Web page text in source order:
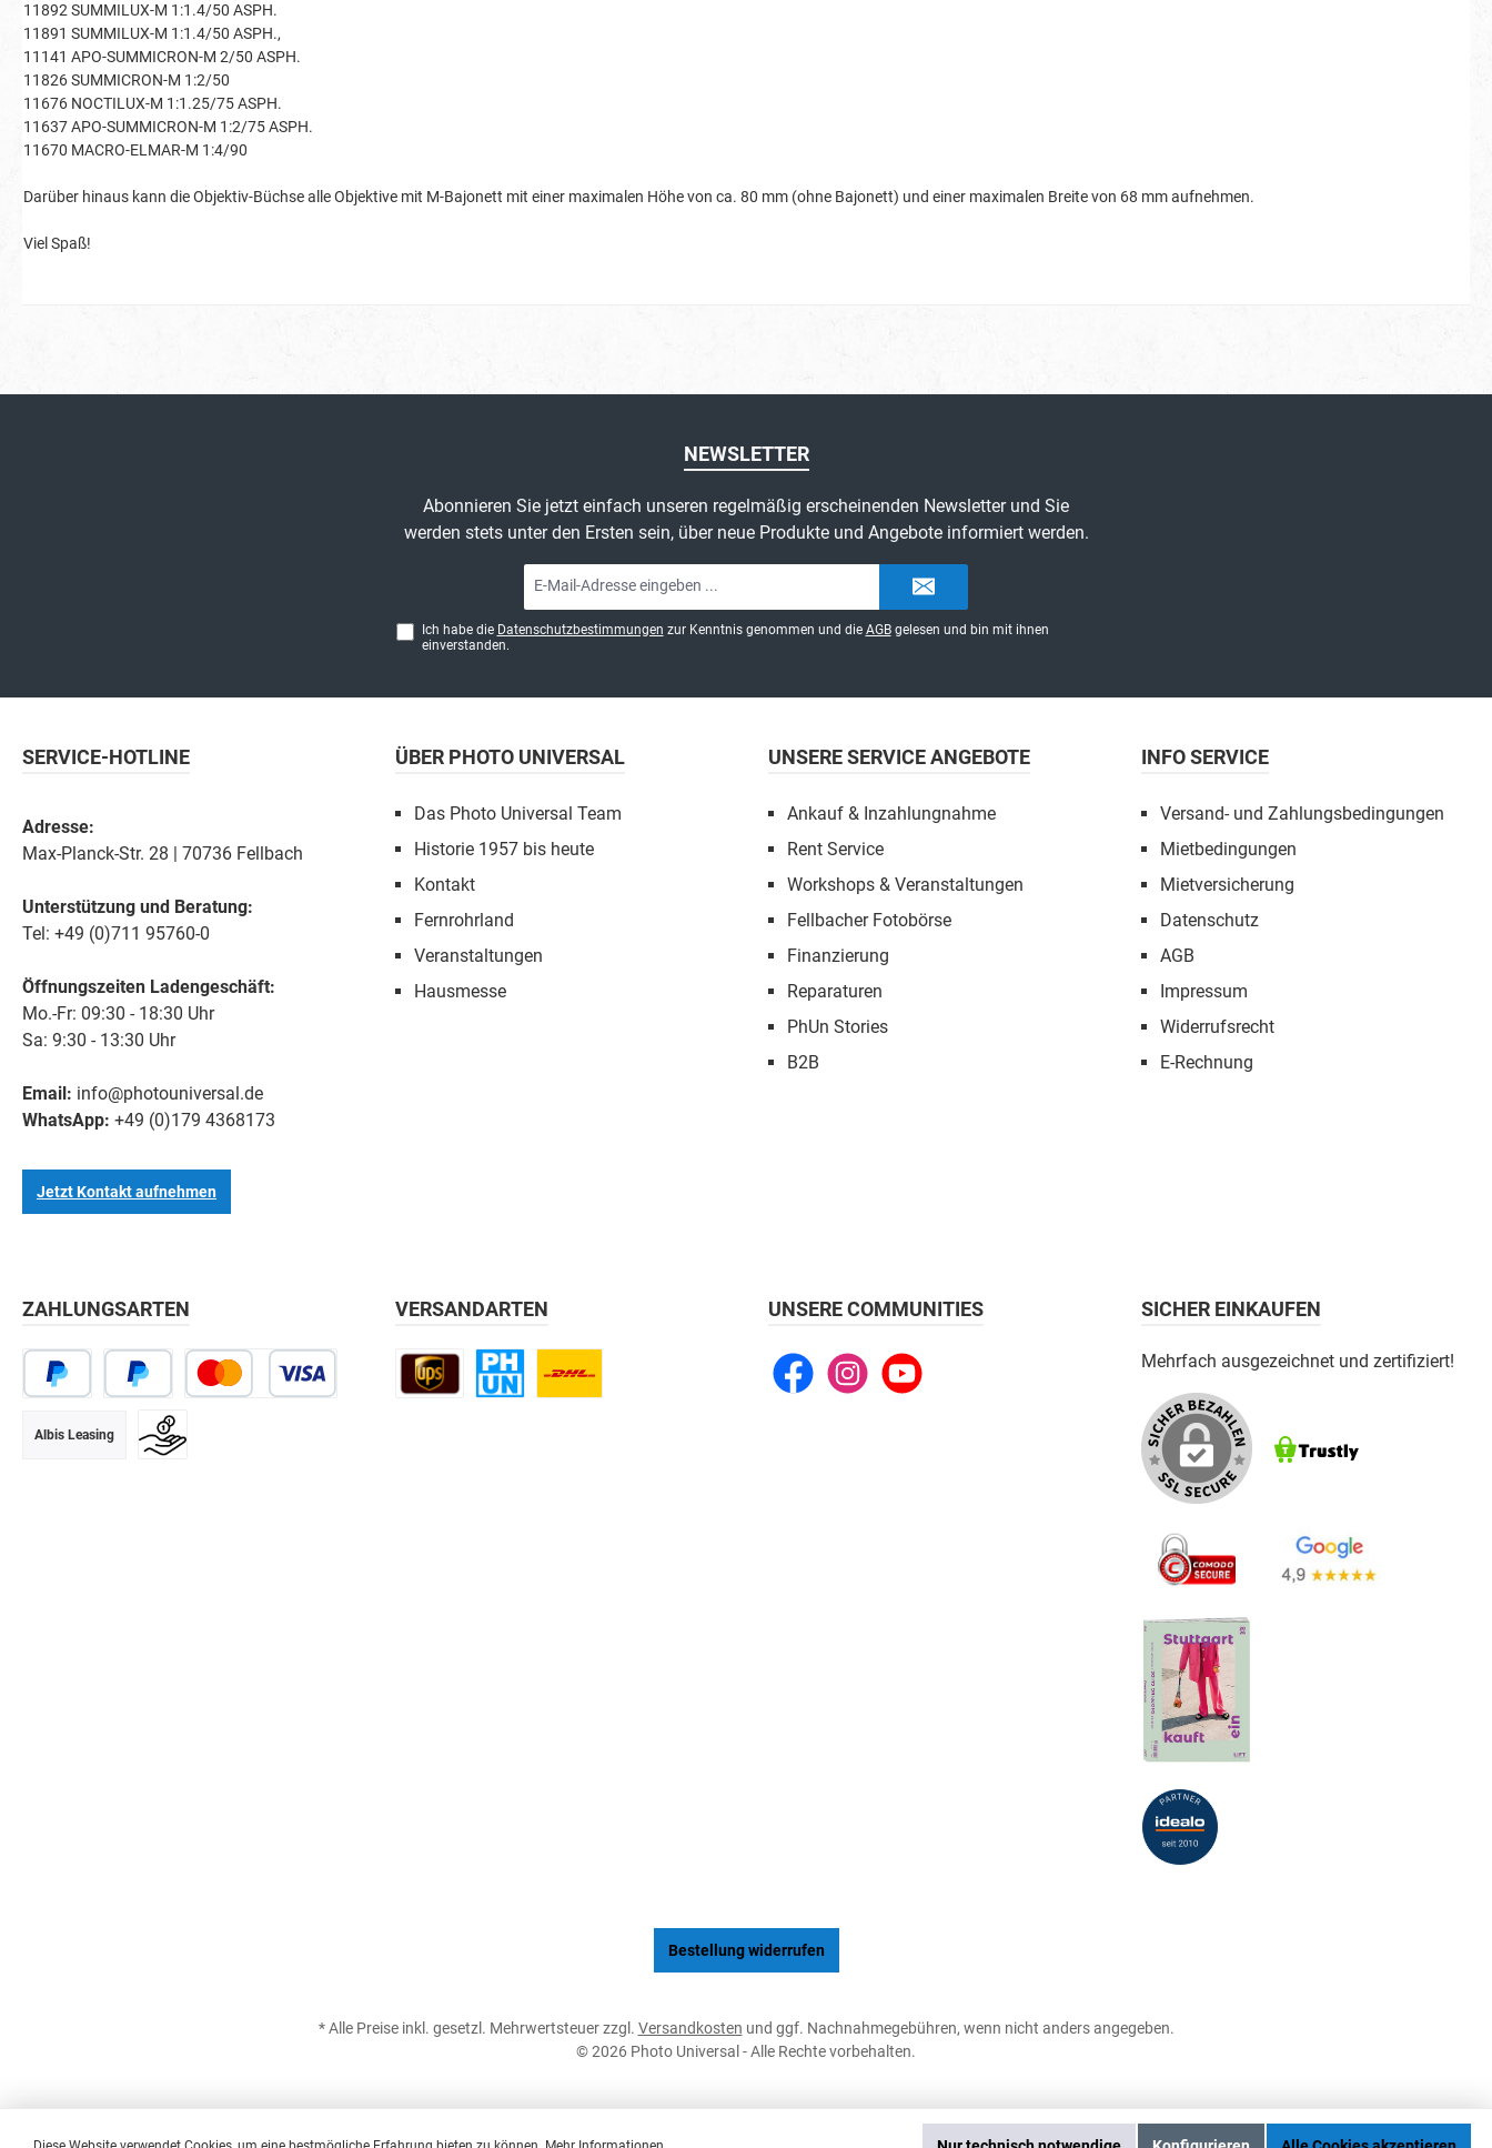
11892 SUMMILUX-M 1:1.4/50 ASPH.
11891 SUMMILUX-M 1:1.4/50 ASPH.,
11141 APO-SUMMICRON-M 2/50 ASPH.
11826 SUMMICRON-M 1:2/50
11676 NOCTILUX-M 1:1.25/75 ASPH.
11637 APO-SUMMICRON-M 1:2/75 ASPH.
11670 MACRO-ELMAR-M 1:4/90
Darüber hinaus kann die Objektiv-Büchse alle Objektive mit M-Bajonett mit einer maximalen Höhe von ca. 80 mm (ohne Bajonett) und einer maximalen Breite von 68 mm aufnehmen.
Viel Spaß!
NEWSLETTER
Abonnieren Sie jetzt einfach unseren regelmäßig erscheinenden Newsletter und Sie
werden stets unter den Ersten sein, über neue Produkte und Angebote informiert werden.
Mail-
Adresse*
Ich habe die Datenschutzbestimmungen zur Kenntnis genommen und die AGBgelesen und bin mit ihnen
einverstanden.
SERVICE-HOTLINE
Adresse:
Max-Planck-Str. 28 | 70736 Fellbach
Unterstützung und Beratung:
Tel: +49 (0)711 95760-0
Öffnungszeiten Ladengeschäft:
Mo.-Fr: 09:30 - 18:30 Uhr
Sa: 9:30 - 13:30 Uhr
Email: info@photouniversal.de
WhatsApp: +49 (0)179 4368173
Jetzt Kontakt aufnehmen
ÜBER PHOTO UNIVERSAL
Das Photo Universal Team
Historie 1957 bis heute
Kontakt
Fernrohrland
Veranstaltungen
Hausmesse
UNSERE SERVICE ANGEBOTE
Ankauf & Inzahlungnahme
Rent Service
Workshops & Veranstaltungen
Fellbacher Fotobörse
Finanzierung
Reparaturen
PhUn Stories
B2B
INFO SERVICE
Versand- und Zahlungsbedingungen
Mietbedingungen
Mietversicherung
Datenschutz
AGB
Impressum
Widerrufsrecht
E-Rechnung
ZAHLUNGSARTEN
Albis Leasing
VERSANDARTEN UNSERE COMMUNITIES
FacebookInstagramYouTube
SICHER EINKAUFEN
Mehrfach ausgezeichnet und zertifiziert!
Bestellung widerrufen
* Alle Preise inkl. gesetzl. Mehrwertsteuer zzgl. Versandkosten und ggf. Nachnahmegebühren, wenn nicht anders angegeben.
© 2026 Photo Universal - Alle Rechte vorbehalten.